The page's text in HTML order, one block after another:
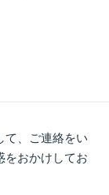
て、ご連絡をい
をおかけしてお